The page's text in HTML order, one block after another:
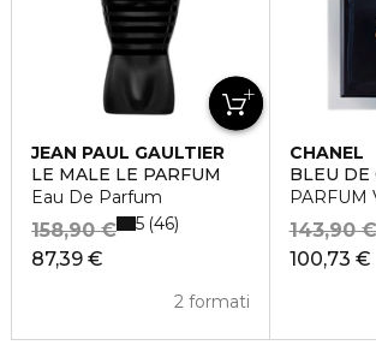
JEAN PAUL GAULTIER
LE MALE LE PARFUM
Eau De Parfum
87,39 €
158,90 €
2 formati
5 46
CHANEL
BLEU DE
PARFUM
100,73 €
143,90 €